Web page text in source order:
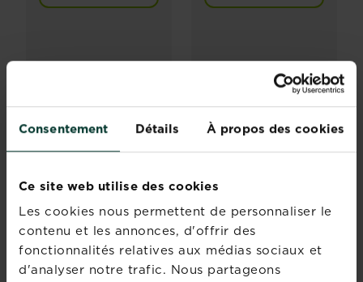
Consentement Détails À propos des cookies
Ce site web utilise des cookies
Les cookies nous permettent de personnaliser le
contenu et les annonces, d'offrir des
fonctionnalités relatives aux médias sociaux et
d'analyser notre trafic. Nous partageons
KB Multisect -
RoundupTotal